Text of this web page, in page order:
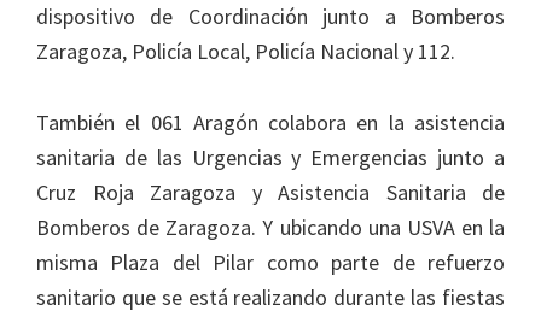
dispositivo de Coordinación junto a Bomberos
Zaragoza, Policía Local, Policía Nacional y 112.
También el 061 Aragón colabora en la asistencia
sanitaria de las Urgencias y Emergencias junto a
Cruz Roja Zaragoza y Asistencia Sanitaria de
Bomberos de Zaragoza. Y ubicando una USVA en la
misma Plaza del Pilar como parte de refuerzo
sanitario que se está realizando durante las fiestas